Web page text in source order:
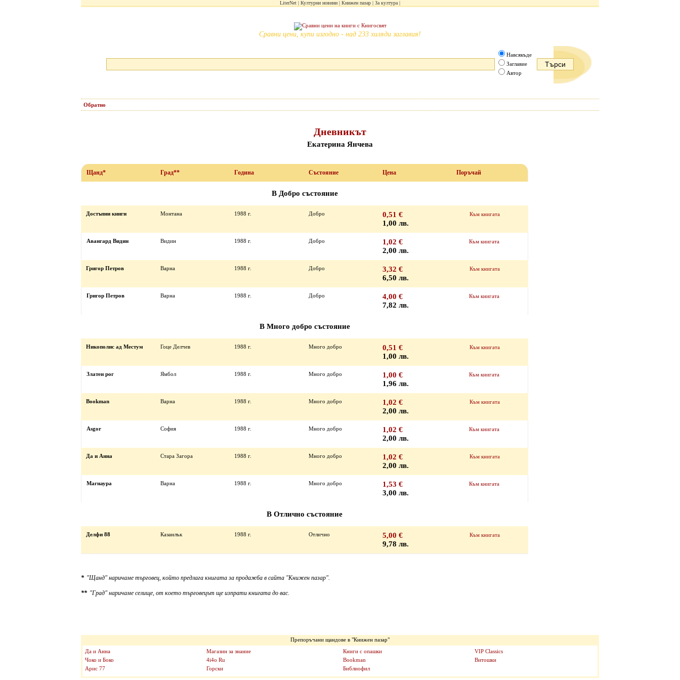
LiterNet Културни новини Книжен пазар За култура
Сравни цени, купи изгодно - над 233 хиляди заглавия!
Навсякъде
Заглавие
Автор
Обратно
Дневникът
Екатерина Янчева
Щанд* Град** Година Състояние Цена Поръчай
В Добро състояние
Достъпни книги Монтана 1988 г. Добро
0,51 €
1,00 лв.
Към книгата
Авангард Видин Видин 1988 г. Добро
1,02 €
2,00 лв.
Към книгата
Григор Петров Варна 1988 г. Добро
3,32 €
6,50 лв.
Към книгата
Григор Петров Варна 1988 г. Добро
4,00 €
7,82 лв.
Към книгата
В Много добро състояние
Никополис ад Местум Гоце Делчев 1988 г. Много добро
0,51 €
1,00 лв.
Към книгата
Златен рог Ямбол 1988 г. Много добро
1,00 €
1,96 лв.
Към книгата
Bookman Варна 1988 г. Много добро
1,02 €
2,00 лв.
Към книгата
Asgor София 1988 г. Много добро
1,02 €
2,00 лв.
Към книгата
Да и Анна Стара Загора 1988 г. Много добро
1,02 €
2,00 лв.
Към книгата
Магнаура Варна 1988 г. Много добро
1,53 €
3,00 лв.
Към книгата
В Отлично състояние
Делфи 88 Казанлък 1988 г. Отлично
5,00 €
9,78 лв.
Към книгата
* "Щанд" наричаме търговец, който предлага книгата за продажба в сайта "Книжен пазар".
** "Град" наричаме селище, от което търговецът ще изпрати книгата до вас.
Препоръчани щандове в "Книжен пазар"
Да и Анна
Чоко и Боко
Арис 77
Магазин за знание
4i4o Ru
Горски
Книги с опашки
Bookman
Библиофил
VIP Classics
Витошки